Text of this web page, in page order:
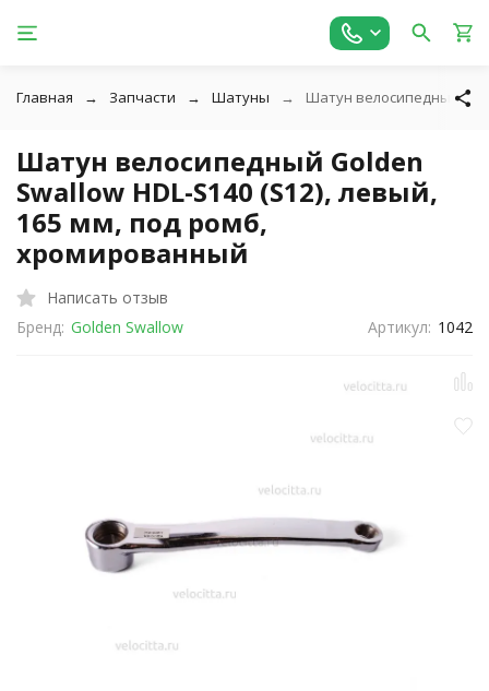
Главная Запчасти Шатуны Шатун велосипедный
Шатун велосипедный Golden
Swallow HDL-S140 (S12), левый,
165 мм, под ромб,
хромированный
Написать отзыв
Бренд: Golden Swallow Артикул: 1042